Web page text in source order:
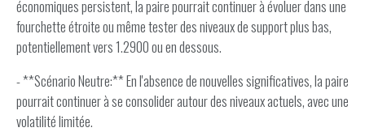
économiques persistent, la paire pourrait continuer à évoluer dans une
fourchette étroite ou même tester des niveaux de support plus bas,
potentiellement vers 1.2900 ou en dessous.
- **Scénario Neutre:** En l'absence de nouvelles significatives, la paire
pourrait continuer à se consolider autour des niveaux actuels, avec une
volatilité limitée.